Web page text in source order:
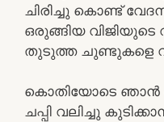
ചിരിച്ചു കൊണ്ട്
ഒരുങ്ങിയ
തുടുത്ത ചുണ്ടുകളെ
കൊതിയോടെ ഞാൻ
ചപ്പി വലിച്ചു